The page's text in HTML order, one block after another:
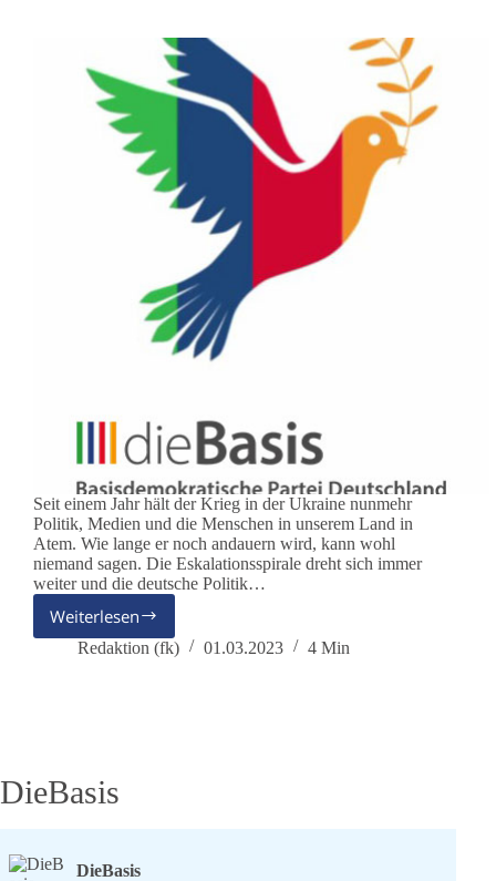
Seit einem Jahr hält der Krieg in der Ukraine nunmehr
Politik, Medien und die Menschen in unserem Land in
Atem. Wie lange er noch andauern wird, kann wohl
niemand sagen. Die Eskalationsspirale dreht sich immer
weiter und die deutsche Politik…
WeiterlesenBundesweiter
Aktionstag
Redaktion (fk) 01.03.2023 4 Min
DieBasis
DieBasis